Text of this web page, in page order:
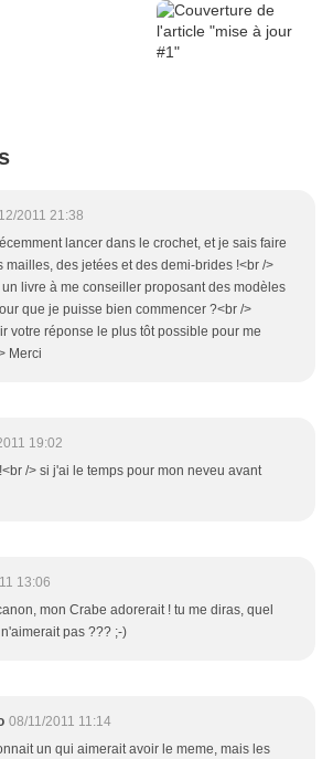
2011 21:38
lancer dans le crochet, et je sais faire
mailles, des jetées et des demi-brides !<br />
livre à me conseiller proposant des modèles
que je puisse bien commencer ?<br />
votre réponse le plus tôt possible pour me
Merci
19:02
/> si j'ai le temps pour mon neveu avant
13:06
mon Crabe adorerait ! tu me diras, quel
pas ??? ;-)
08/11/2011 11:14
un qui aimerait avoir le meme, mais les